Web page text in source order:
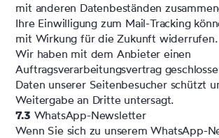
mit anderen Datenbeständen
Ihre Einwilligung zum Mail-Tracking
mit Wirkung für die Zukunft widerrufen.
Wir haben mit dem Anbieter einen
Auftragsverarbeitungsvertrag
Daten unserer Seitenbesucher schützt
Weitergabe an Dritte untersagt.
7.3 WhatsApp-Newsletter
Wenn Sie sich zu unserem WhatsApp-